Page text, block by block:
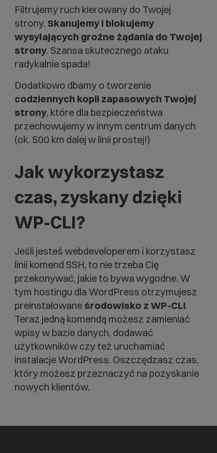
Filtrujemy ruch kierowany do Twojej
strony. Skanujemy i blokujemy
wysyłających groźne żądania do Twojej
strony. Szansa skutecznego ataku
radykalnie spada!
Dodatkowo dbamy o tworzenie
codziennych kopii zapasowych Twojej
strony, które dla bezpieczeństwa
przechowujemy w innym centrum danych
(ok. 500 km dalej w linii prostej!)
Jak wykorzystasz
czas, zyskany dzięki
WP-CLI?
Jeśli jesteś webdeveloperem i korzystasz
linii komend SSH, to nie trzeba Cię
przekonywać, jakie to bywa wygodne. W
tym hostingu dla WordPress otrzymujesz
preinstalowane środowisko z WP-CLI.
Teraz jedną komendą możesz zamieniać
wpisy w bazie danych, dodawać
użytkowników czy też uruchamiać
instalacje WordPress. Oszczędzasz czas,
który możesz przeznaczyć na pozyskanie
nowych klientów.